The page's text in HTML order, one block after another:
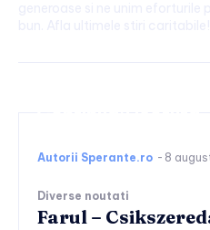
Autorii Sperante.ro - 8
Diverse noutati
Farul –